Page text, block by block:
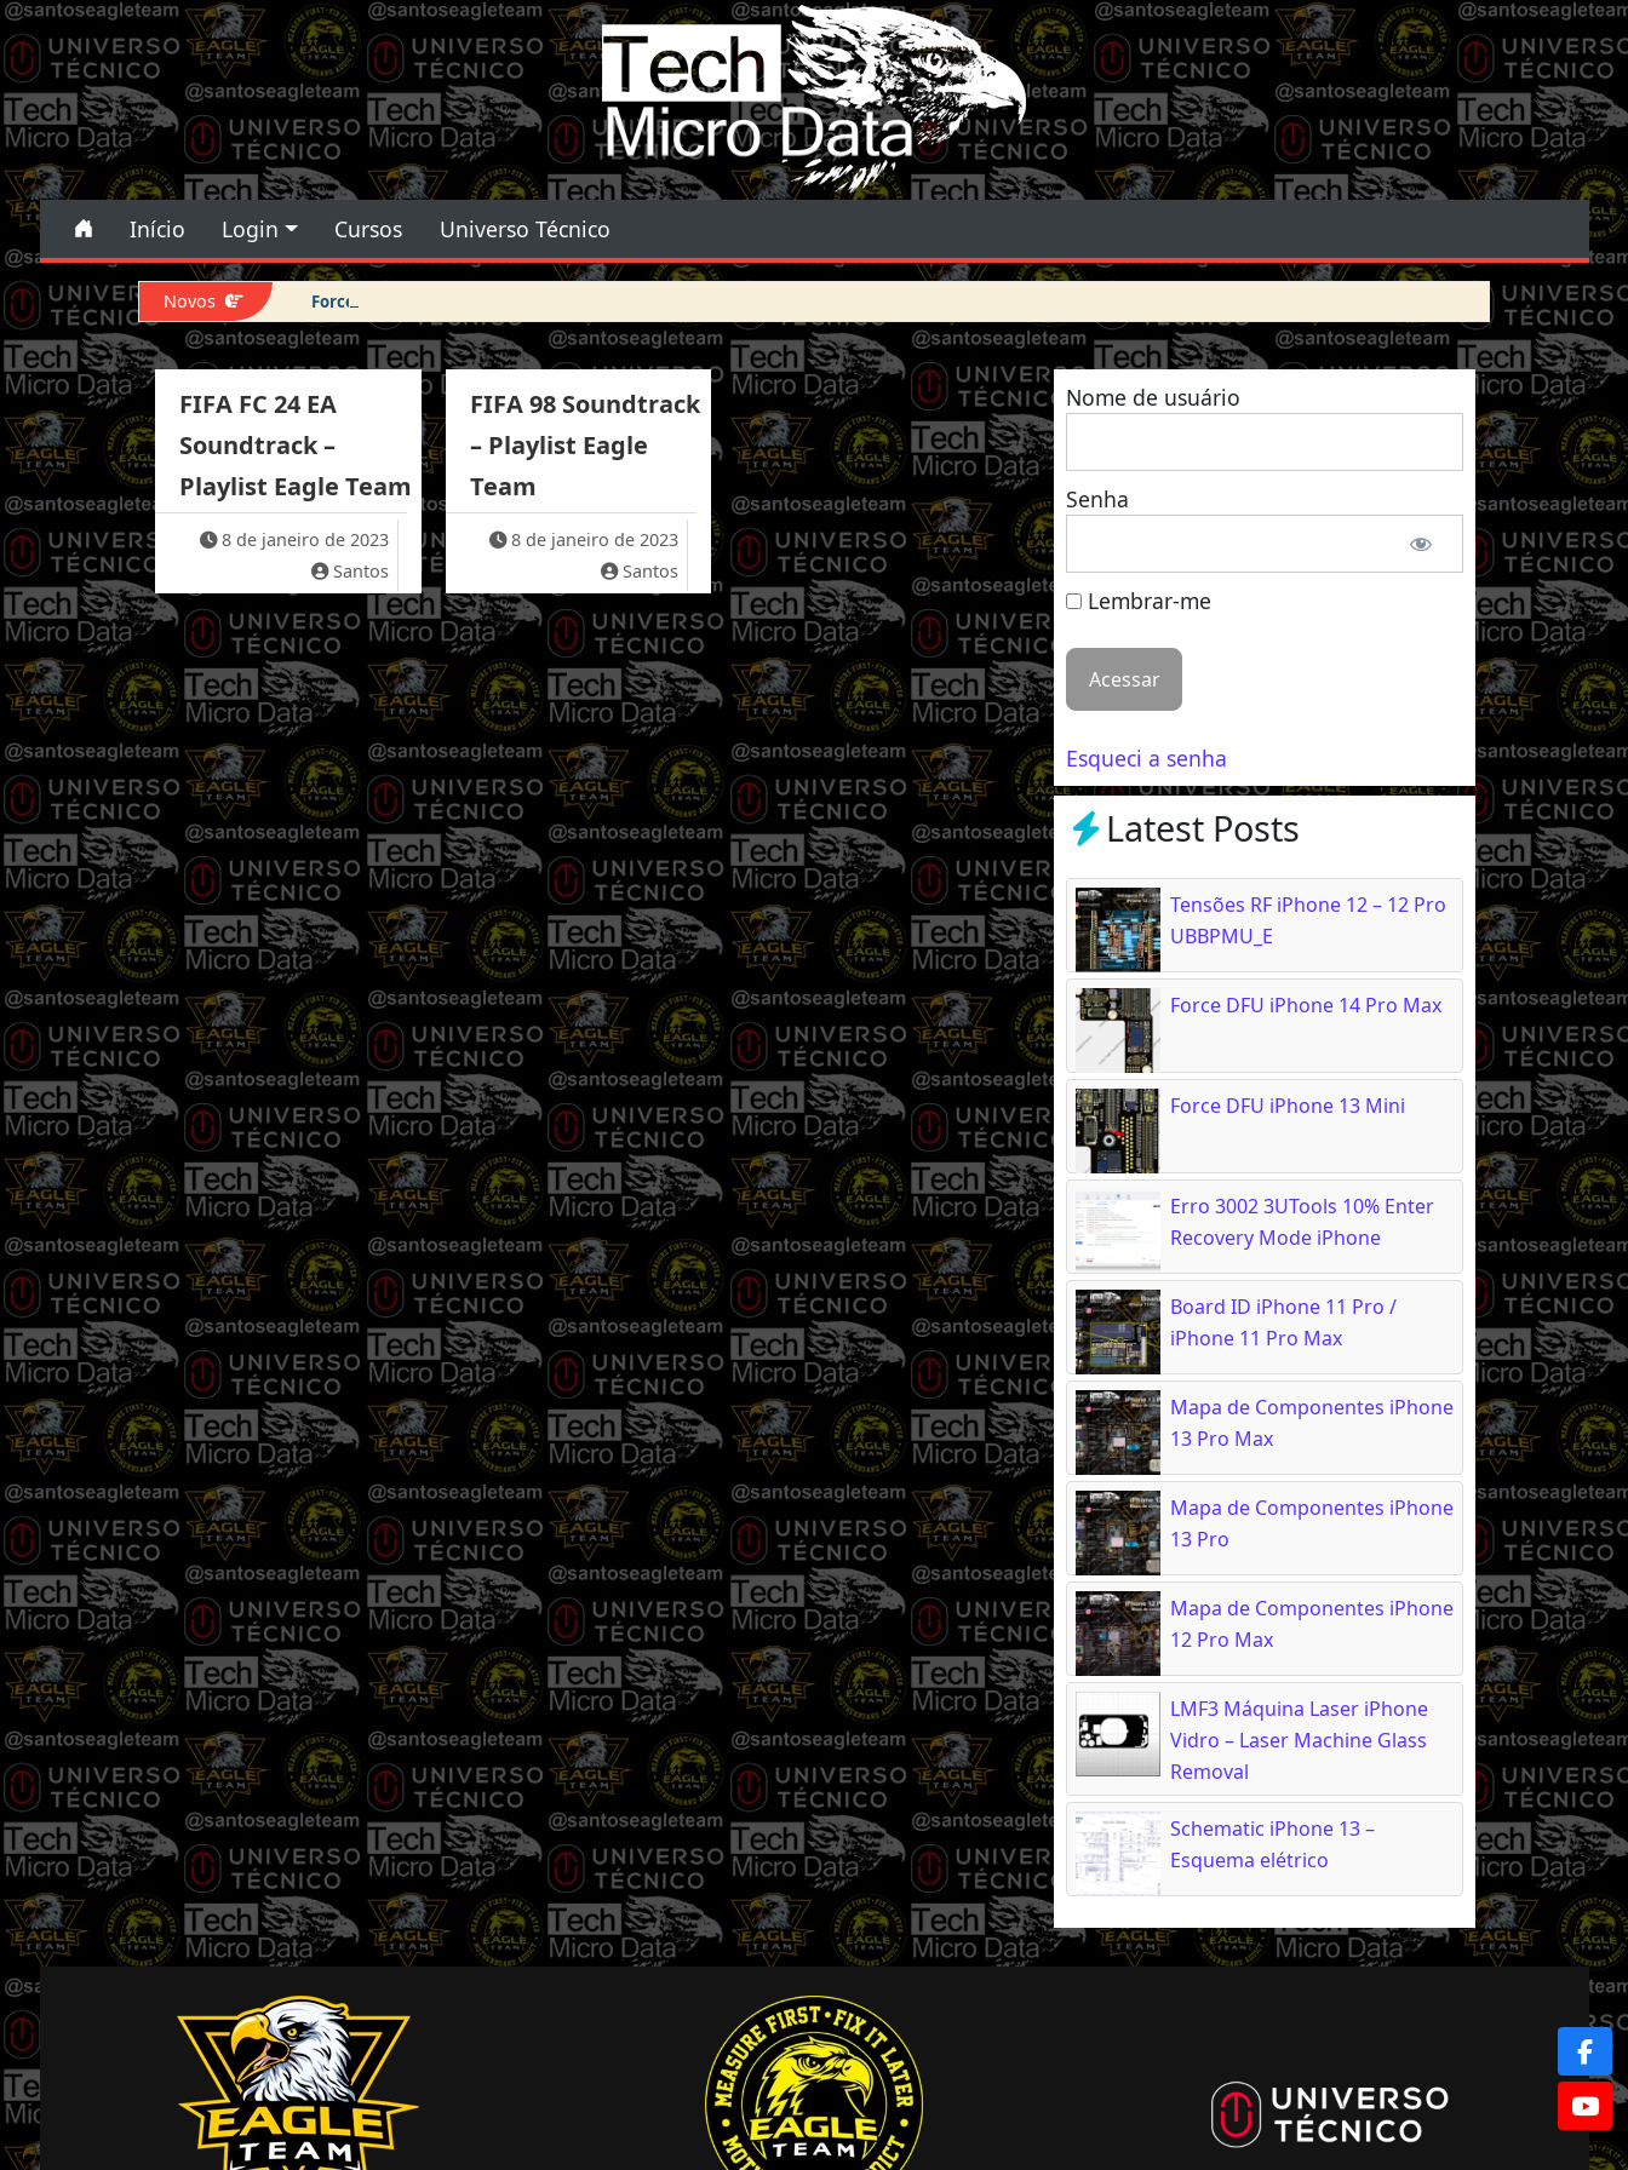
Pular para o conteúdo
Tech Micro Data
Pular para o conteúdo
Navegação principal
Início Login Cursos Universo Técnico
Novos Force DFU iPhone 14 Pro Max
FIFA FC 24 EA
Soundtrack –
Playlist Eagle Team
8 de janeiro de 2023
Santos
FIFA 98 Soundtrack
– Playlist Eagle
Team
8 de janeiro de 2023
Santos
Nome de usuário
Senha
Lembrar-me
Esqueci a senha
Latest Posts
Tensões RF iPhone 12 – 12 Pro
UBBPMU_E
Force DFU iPhone 14 Pro Max
Force DFU iPhone 13 Mini
Erro 3002 3UTools 10% Enter
Recovery Mode iPhone
Board ID iPhone 11 Pro /
iPhone 11 Pro Max
Mapa de Componentes iPhone
13 Pro Max
Mapa de Componentes iPhone
13 Pro
Mapa de Componentes iPhone
12 Pro Max
LMF3 Máquina Laser iPhone
Vidro – Laser Machine Glass
Removal
Schematic iPhone 13 –
Esquema elétrico